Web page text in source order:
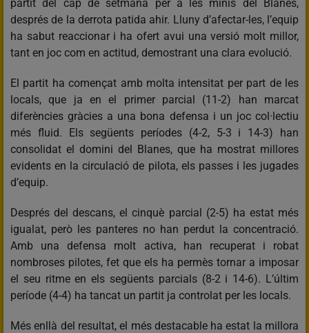
partit del cap de setmana per a les minis del Blanes,
després de la derrota patida ahir. Lluny d’afectar-les, l’equip
ha sabut reaccionar i ha ofert avui una versió molt millor,
tant en joc com en actitud, demostrant una clara evolució.
El partit ha començat amb molta intensitat per part de les
locals, que ja en el primer parcial (11-2) han marcat
diferències gràcies a una bona defensa i un joc col·lectiu
més fluid. Els següents períodes (4-2, 5-3 i 14-3) han
consolidat el domini del Blanes, que ha mostrat millores
evidents en la circulació de pilota, els passes i les jugades
d’equip.
Després del descans, el cinquè parcial (2-5) ha estat més
igualat, però les panteres no han perdut la concentració.
Amb una defensa molt activa, han recuperat i robat
nombroses pilotes, fet que els ha permès tornar a imposar
el seu ritme en els següents parcials (8-2 i 14-6). L’últim
període (4-4) ha tancat un partit ja controlat per les locals.
Més enllà del resultat, el més destacable ha estat la millora